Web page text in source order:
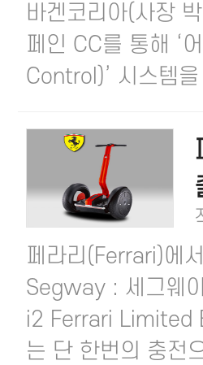
바겐코리아(사장
페인 CC를 통해 ‘
Control)’ 시스템
페라리(Ferrari)에
Segway : 세그웨
i2 Ferrari Limited
는 단 한번의 충전